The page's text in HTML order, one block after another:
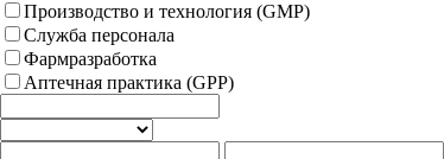
Производство и технология (GMP)
Служба персонала
Фармразработка
Аптечная практика (GPP)